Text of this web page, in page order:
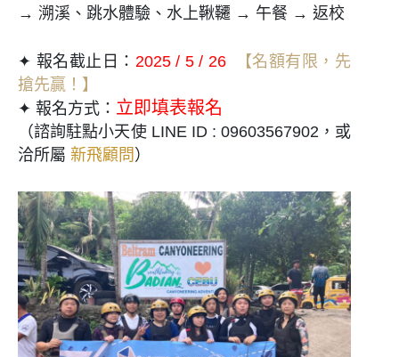
→ 溯溪、跳水體驗、水上鞦韆 → 午餐 → 返校
✦ 報名截止日： 2025 / 5 / 26
【名額有限，先
搶先贏！】
✦ 報名方式： 立即填表報名
（諮詢駐點小天使 LINE ID : 09603567902，或
洽所屬 新飛顧問 ）